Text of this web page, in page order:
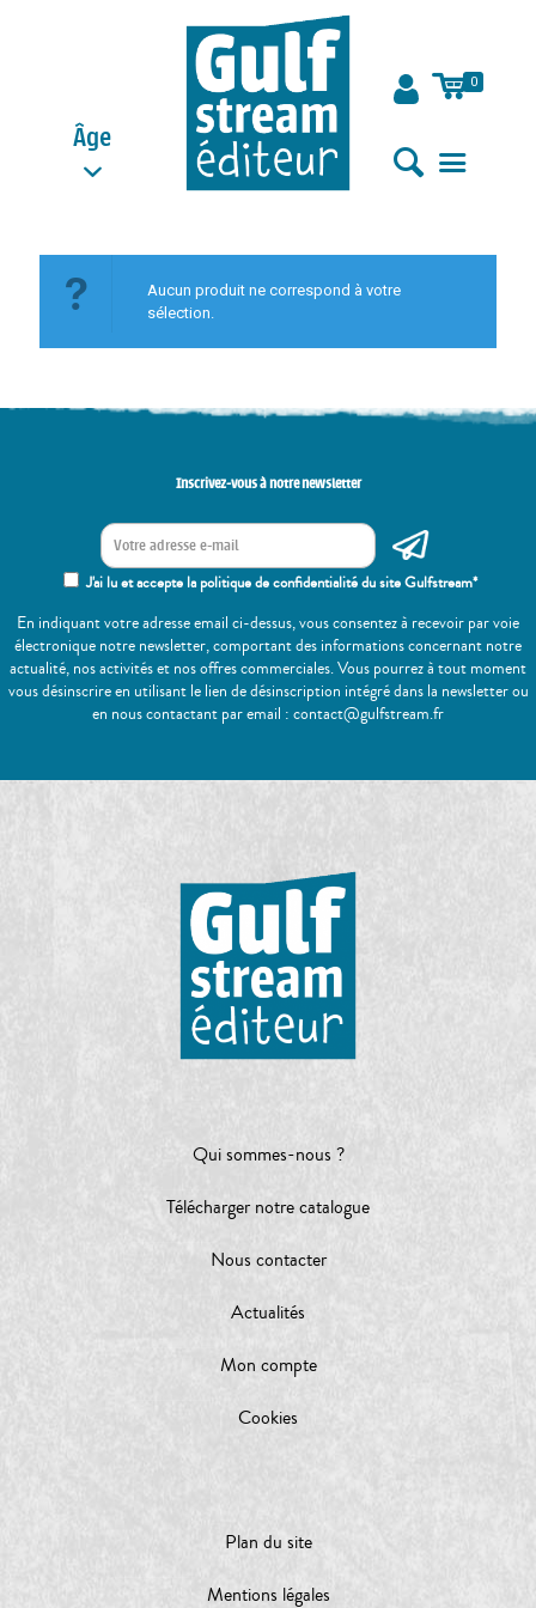
Âge
0
Aucun produit ne correspond à votre
sélection.
Inscrivez-vous à notre newsletter
J'ai lu et accepte la politique de confidentialité du site Gulfstream*
En indiquant votre adresse email ci-dessus, vous consentez à recevoir par voie
électronique notre newsletter, comportant des informations concernant notre
actualité, nos activités et nos offres commerciales. Vous pourrez à tout moment
vous désinscrire en utilisant le lien de désinscription intégré dans la newsletter ou
en nous contactant par email : contact@gulfstream.fr
Qui sommes-nous ?
Télécharger notre catalogue
Nous contacter
Actualités
Mon compte
Cookies
Plan du site
Mentions légales